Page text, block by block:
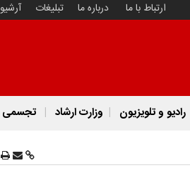
ارتباط با ما درباره ما تبلیغات آرشیو
رادیو و تلویزیون وزارت ارشاد تجسمی